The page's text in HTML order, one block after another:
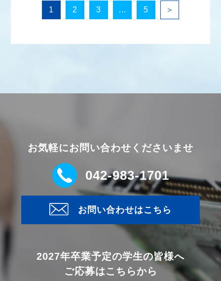
1 2 3 … 5 ＞
お気軽にお問い合わせくださいませ
042-983-1701
お問い合わせはこちら
2027年卒業予定の学生の皆様へ
ご応募はこちらから